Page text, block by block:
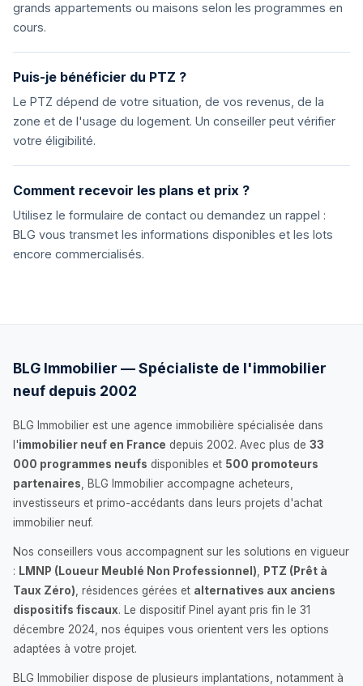
grands appartements ou maisons selon les programmes en
cours.
Puis-je bénéficier du PTZ ?
Le PTZ dépend de votre situation, de vos revenus, de la
zone et de l'usage du logement. Un conseiller peut vérifier
votre éligibilité.
Comment recevoir les plans et prix ?
Utilisez le formulaire de contact ou demandez un rappel :
BLG vous transmet les informations disponibles et les lots
encore commercialisés.
BLG Immobilier — Spécialiste de l'immobilier
neuf depuis 2002
BLG Immobilier est une agence immobilière spécialisée dans
l'immobilier neuf en France depuis 2002. Avec plus de 33
000 programmes neufs disponibles et 500 promoteurs
partenaires , BLG Immobilier accompagne acheteurs,
investisseurs et primo-accédants dans leurs projets d'achat
immobilier neuf.
Nos conseillers vous accompagnent sur les solutions en vigueur
: LMNP (Loueur Meublé Non Professionnel)
PTZ (Prêt à
Taux Zéro) , résidences gérées et alternatives aux anciens
dispositifs fiscaux. Le dispositif Pinel ayant pris fin le 31
décembre 2024, nos équipes vous orientent vers les options
adaptées à votre projet.
BLG Immobilier dispose de plusieurs implantations, notamment à